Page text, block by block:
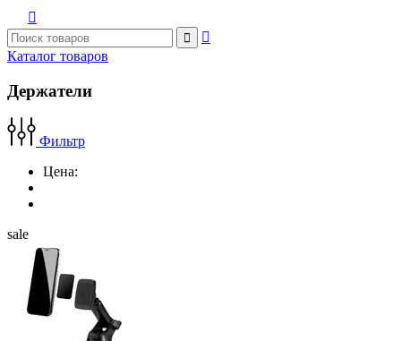



Каталог товаров
Держатели
Фильтр
Цена:
sale